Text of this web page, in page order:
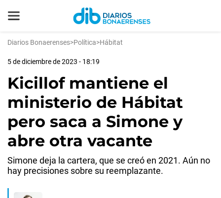
Diarios Bonaerenses>Política>Hábitat
5 de diciembre de 2023 - 18:19
Kicillof mantiene el
ministerio de Hábitat
pero saca a Simone y
abre otra vacante
Simone deja la cartera, que se creó en 2021. Aún no
hay precisiones sobre su reemplazante.